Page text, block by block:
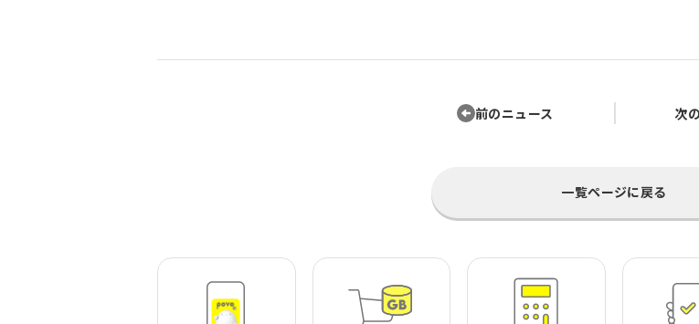
前のニュース 次
一覧ページに戻る